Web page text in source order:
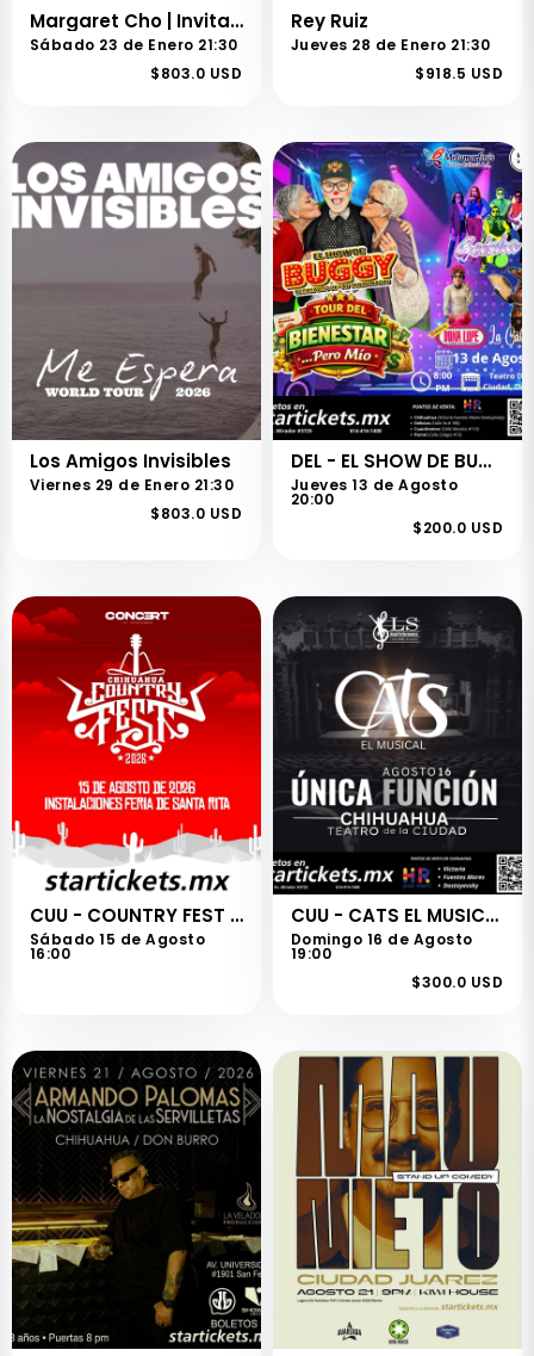
Margaret Cho | Invitada Especial: Michelle Rodríguez
Sábado 23 de Enero 21:30
$803.0 USD
Rey Ruiz
Jueves 28 de Enero 21:30
$918.5 USD
Los Amigos Invisibles
Viernes 29 de Enero 21:30
$803.0 USD
DEL - EL SHOW DE BUGGY
Jueves 13 de Agosto
20:00
$200.0 USD
CUU - COUNTRY FEST 2026
Sábado 15 de Agosto
16:00
CUU - CATS EL MUSICAL
Domingo 16 de Agosto
19:00
$300.0 USD